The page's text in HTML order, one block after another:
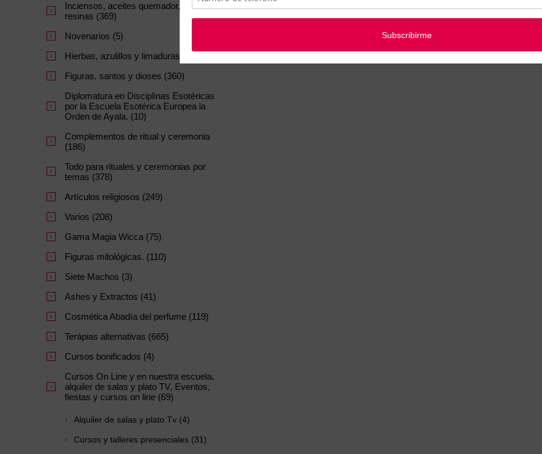
Inciensos, aceites quemador, carbon y
resinas (369)
Novenarios (5)
Hierbas, azulillos y limaduras (145)
Figuras, santos y dioses (360)
Diplomatura en Disciplinas Esotéricas
por la Escuela Esotérica Europea la
Orden de Ayala. (10)
Complementos de ritual y ceremonia
(186)
Todo para rituales y ceremonias por
temas (378)
Artículos religiosos (249)
Varios (208)
Gama Magia Wicca (75)
Figuras mitológicas. (110)
Siete Machos (3)
Ashes y Extractos (41)
Cosmética Abadía del perfume (119)
Terápias alternativas (665)
Cursos bonificados (4)
Cursos On Line y en nuestra escuela,
alquiler de salas y plato TV, Eventos,
fiestas y cursos on line (69)
Alquiler de salas y plato Tv (4)
Cursos y talleres presenciales (31)